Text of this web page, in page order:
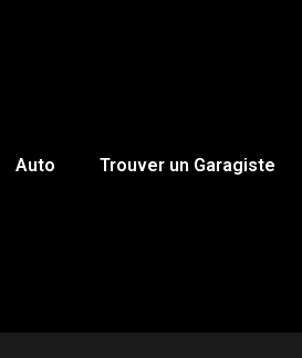
Auto Trouver un Garagiste